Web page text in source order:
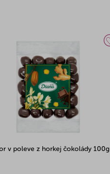
v poleve z horkej čokolády 100g